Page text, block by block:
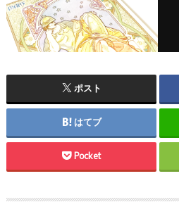
ポスト
はてブ
Pocket